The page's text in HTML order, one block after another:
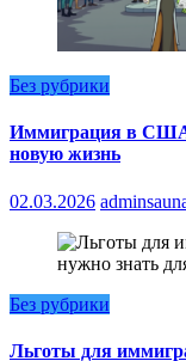
Без рубрики
Иммиграция в США:
новую жизнь
02.03.2026
Без рубрики
Льготы для